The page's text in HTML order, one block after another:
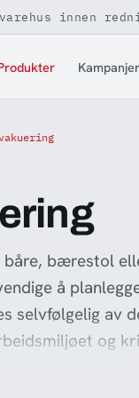
content
innen
Kampanjer
båre, bærestol
å
selvfølgelig av
og